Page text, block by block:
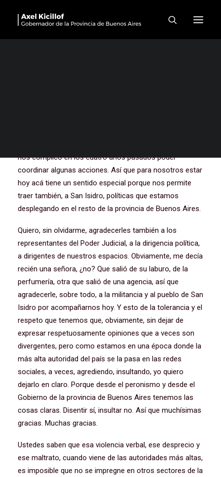
Nueva Fuerza Barrial de
Aproximación y entrega de
nos complicó en los cuatro años pasados poder
coordinar algunas acciones. Así que para nosotros estar
hoy acá tiene un sentido especial porque nos permite
traer también, a San Isidro, políticas que estamos
desplegando en el resto de la provincia de Buenos Aires.
Quiero, sin olvidarme, agradecerles también a los
representantes del Poder Judicial, a la dirigencia política,
a dirigentes de nuestros espacios. Obviamente, me decía
recién una señora, ¿no? Que salió de su laburo, de la
perfumería, otra que salió de una agencia, así que
agradecerle, sobre todo, a la militancia y al pueblo de San
Isidro por acompañarnos hoy. Y esto de la tolerancia y el
respeto que tenemos que, obviamente, sin dejar de
expresar respetuosamente opiniones que a veces son
divergentes, pero como estamos en una época donde la
más alta autoridad del país se la pasa en las redes
sociales, a veces, agrediendo, insultando, yo quiero
dejarlo en claro. Porque desde el peronismo y desde el
Gobierno de la provincia de Buenos Aires tenemos las
cosas claras. Disentir sí, insultar no. Así que muchísimas
gracias. Muchas gracias.
Ustedes saben que esa violencia verbal, ese desprecio y
ese maltrato, cuando viene de las autoridades más altas,
es imposible que no se impregne en otros sectores de la